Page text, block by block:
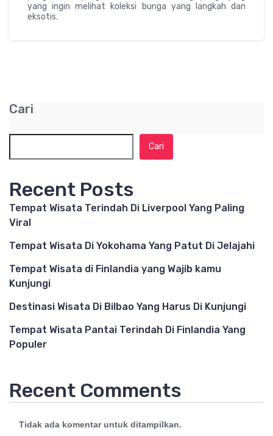
yang ingin melihat koleksi bunga yang langkah dan
eksotis.
Cari
Cari
Recent Posts
Tempat Wisata Terindah Di Liverpool Yang Paling
Viral
Tempat Wisata Di Yokohama Yang Patut Di Jelajahi
Tempat Wisata di Finlandia yang Wajib kamu
Kunjungi
Destinasi Wisata Di Bilbao Yang Harus Di Kunjungi
Tempat Wisata Pantai Terindah Di Finlandia Yang
Populer
Recent Comments
Tidak ada komentar untuk ditampilkan.